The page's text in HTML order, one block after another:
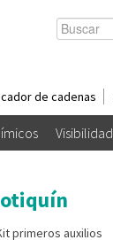
de cadenas
Visibilidad
primeros auxilios